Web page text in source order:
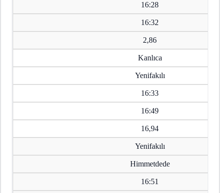
16:28
16:32
2,86
Kanlıca
Yenifakılı
16:33
16:49
16,94
Yenifakılı
Himmetdede
16:51